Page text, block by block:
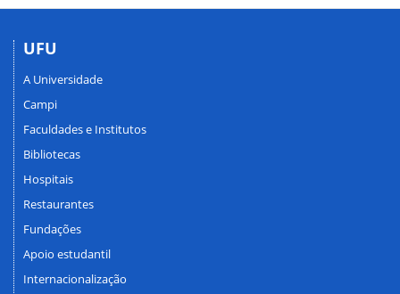
UFU
A Universidade
Campi
Faculdades e Institutos
Bibliotecas
Hospitais
Restaurantes
Fundações
Apoio estudantil
Internacionalização